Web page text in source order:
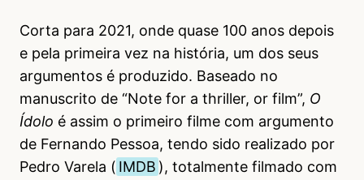
Corta para 2021, onde quase 100 anos depois
e pela primeira vez na história, um dos seus
argumentos é produzido. Baseado no
manuscrito de “Note for a thriller, or film”, O
Ídolo é assim o primeiro filme com argumento
de Fernando Pessoa, tendo sido realizado por
Pedro Varela ( IMDB ), totalmente filmado com